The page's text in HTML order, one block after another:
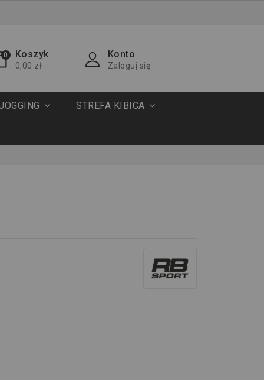
0 Koszyk
0,00 zł
Konto
Zaloguj się
JOGGING STREFA KIBICA